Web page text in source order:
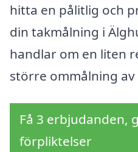
hitta en pålitlig och
din takmålning i
handlar om en liten
större ommålning
Få 3 erbjudanden,
förpliktelser